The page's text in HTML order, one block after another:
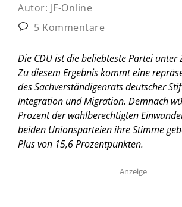
Autor: JF-Online
5 Kommentare
Die CDU ist die beliebteste Partei unter
Zu diesem Ergebnis kommt eine
des Sachverständigenrats deutscher
Integration und Migration. Demnach
Prozent der wahlberechtigten
beiden Unionsparteien ihre Stimme
Plus von 15,6 Prozentpunkten.
Anzeige